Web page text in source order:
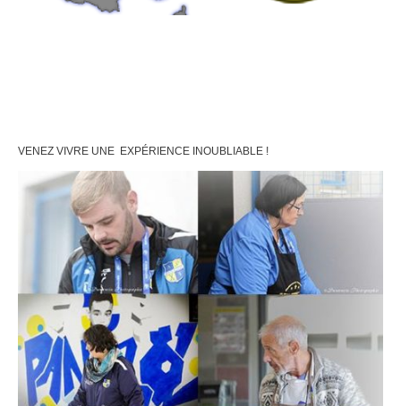
VENEZ VIVRE UNE EXPÉRIENCE INOUBLIABLE !